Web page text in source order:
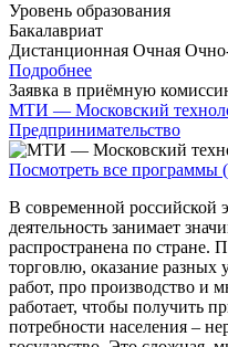
Уровень образования
Бакалавриат
Дистанционная Очная
Подробнее
Заявка в приёмную
МТИ — Московский
Предпринимательство
Посмотреть все программы
В современной российской
деятельность занимает
распространена по стране.
торговлю, оказание разных
работ, про производство и
работает, чтобы получить
потребности населения –